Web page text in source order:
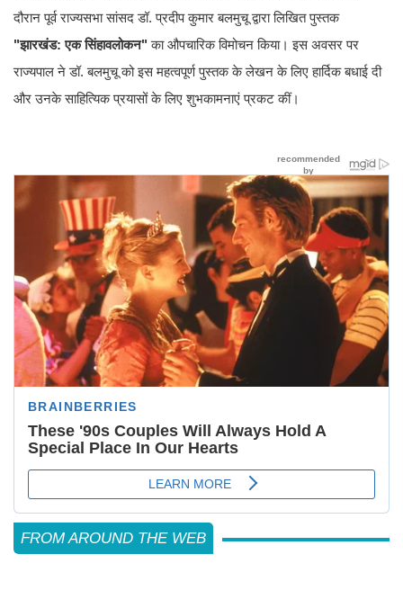
दौरान पूर्व राज्यसभा सांसद डॉ. प्रदीप कुमार बलमुचू द्वारा लिखित पुस्तक
"झारखंड: एक सिंहावलोकन"का औपचारिक विमोचन किया। इस अवसर पर
राज्यपाल ने डॉ. बलमुचू को इस महत्वपूर्ण पुस्तक के लेखन के लिए हार्दिक बधाई दी
और उनके साहित्यिक प्रयासों के लिए शुभकामनाएं प्रकट कीं।
FROM AROUND THE WEB